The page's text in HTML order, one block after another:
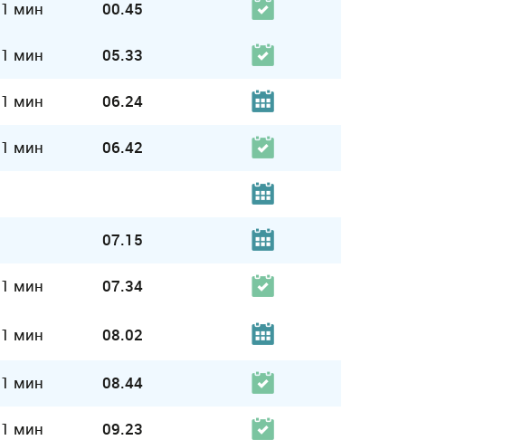
1 мин 00.45
1 мин 05.33
1 мин 06.24
1 мин 06.42
07.15
1 мин
07.34
1 мин 08.02
1 мин 08.44
1 мин 09.23